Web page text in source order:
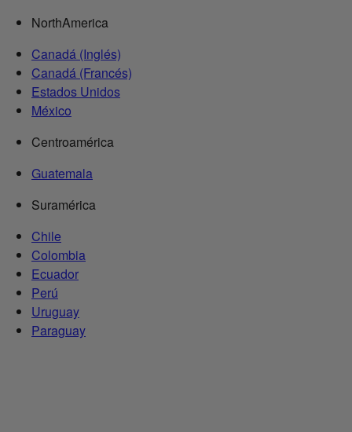
NorthAmerica
Canadá (Inglés)
Canadá (Francés)
Estados Unidos
México
Centroamérica
Guatemala
Suramérica
Chile
Colombia
Ecuador
Perú
Uruguay
Paraguay